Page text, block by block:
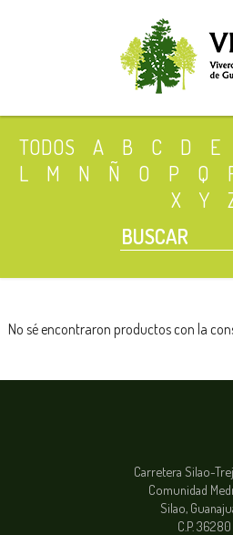
TODOS A B C D E
L
M N Ñ O P Q
X
Y
No sé encontraron productos con la
Carretera Silao-
Comunidad
Silao,
C.P. 36280